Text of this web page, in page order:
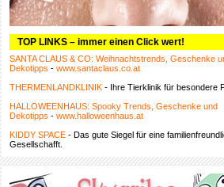
TOP LINKS – immer einen Click wert!
SANTA CLAUS & CO: Weihnachtstrends, Geschenke
Dekotipps - www.santaclaus.co.at
THERMENLANDKLINIK - Ihre Tierklinik für besondere
HALLOWEENHAUS: Spooky Trends, Geschenke und
Dekotipps - www.halloweenhaus.at
KIDDY SPACE - Das gute Siegel für eine
Gesellschafft.